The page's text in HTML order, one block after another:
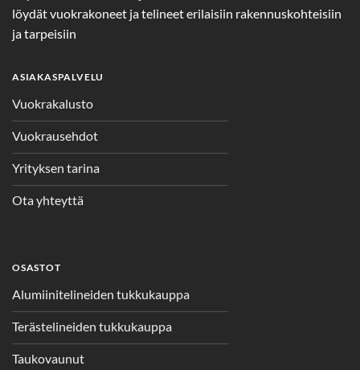
löydät vuokrakoneet ja telineet erilaisiin rakennuskohteisiin
ja tarpeisiin
ASIAKASPALVELU
Vuokrakalusto
Vuokrausehdot
Yrityksen tarina
Ota yhteyttä
OSASTOT
Alumiinitelineiden tukkukauppa
Terästelineiden tukkukauppa
Taukovaunut